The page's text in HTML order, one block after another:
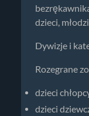
dzieci,
Dywizje i
Rozegrane
dzieci
dzieci